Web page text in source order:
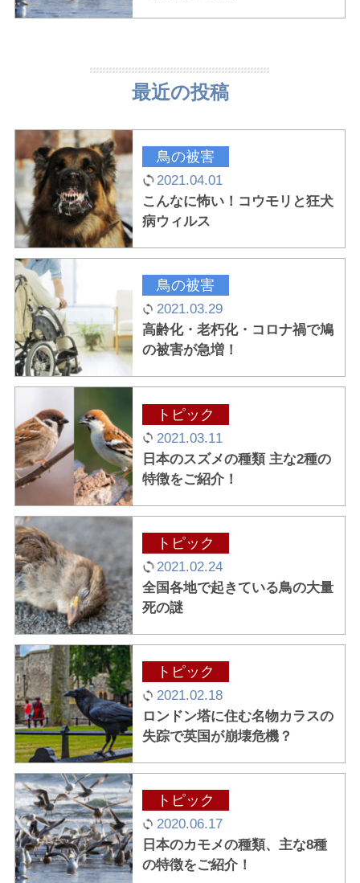
最近の投稿
鳥の被害
2021.04.01
こんなに怖い！コウモリと狂犬
病ウィルス
鳥の被害
2021.03.29
高齢化・老朽化・コロナ禍で鳩
の被害が急増！
トピック
2021.03.11
日本のスズメの種類 主な2種の
特徴をご紹介！
トピック
2021.02.24
全国各地で起きている鳥の大量
死の謎
トピック
2021.02.18
ロンドン塔に住む名物カラスの
失踪で英国が崩壊危機？
トピック
2020.06.17
日本のカモメの種類、主な8種
の特徴をご紹介！